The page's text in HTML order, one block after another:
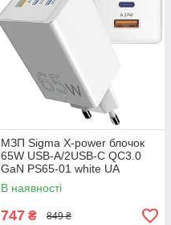
МЗП Sigma X-power блочок
65W USB-A/2USB-C QC3.0
GaN PS65-01 white UA
В наявності
747 ₴ 849 ₴